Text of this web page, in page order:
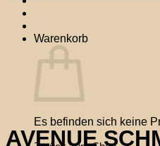
Warenkorb
Es befinden sich keine
AVENUE